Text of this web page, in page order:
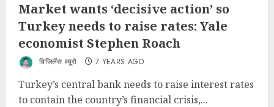
Market wants ‘decisive action’ so
Turkey needs to raise rates: Yale
economist Stephen Roach
विजिलेंस ब्यूरो 7 YEARS AGO
Turkey’s central bank needs to raise interest rates
to contain the country’s financial crisis,...